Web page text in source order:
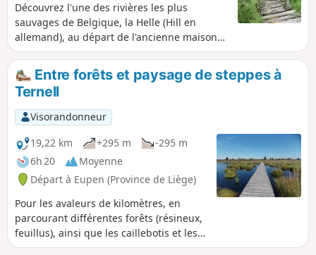
Découvrez l'une des rivières les plus
sauvages de Belgique, la Helle (Hill en
allemand), au départ de l'ancienne maison
forestière de Ternell, et les Hautes-Fagnes
où elle prend sa source. Une longue balade
nature au parcours sur terrain varié :
sentiers en forêt (feuillus et épicéas),
sentiers et chemins herbeux secs et
mouillés, caillebotis (sur terrains très
marécageux), chemins empierrés, chemins
asphaltés.
Entre forêts et paysage de steppes à
Ternell
Visorandonneur
19,22 km
+295 m
-295 m
6h 20
Moyenne
Départ à Eupen (Province de Liège)
Pour les avaleurs de kilomètres, en
parcourant différentes forêts (résineux,
feuillus), ainsi que les caillebotis et les
tourbières des Hautes Fagnes.